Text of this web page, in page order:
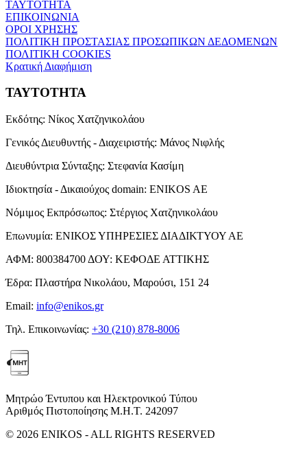
ΤΑΥΤΟΤΗΤΑ
ΕΠΙΚΟΙΝΩΝΙΑ
ΟΡΟΙ ΧΡΗΣΗΣ
ΠΟΛΙΤΙΚΗ ΠΡΟΣΤΑΣΙΑΣ ΠΡΟΣΩΠΙΚΩΝ ΔΕΔΟΜΕΝΩΝ
ΠΟΛΙΤΙΚΗ COOKIES
Κρατική Διαφήμιση
ΤΑΥΤΟΤΗΤΑ
Εκδότης: Νίκος Χατζηνικολάου
Γενικός Διευθυντής - Διαχειριστής: Μάνος Νιφλής
Διευθύντρια Σύνταξης: Στεφανία Κασίμη
Ιδιοκτησία - Δικαιούχος domain: ENIKOS AE
Νόμιμος Εκπρόσωπος: Στέργιος Χατζηνικολάου
Επωνυμία: ΕΝΙΚΟΣ ΥΠΗΡΕΣΙΕΣ ΔΙΑΔΙΚΤΥΟΥ ΑΕ
ΑΦΜ: 800384700 ΔΟΥ: ΚΕΦΟΔΕ ΑΤΤΙΚΗΣ
Έδρα: Πλαστήρα Νικολάου, Μαρούσι, 151 24
Email: info@enikos.gr
Τηλ. Επικοινωνίας: +30 (210) 878-8006
Μητρώο Έντυπου και Ηλεκτρονικού Τύπου
Αριθμός Πιστοποίησης Μ.Η.Τ. 242097
© 2026 ENIKOS - ALL RIGHTS RESERVED